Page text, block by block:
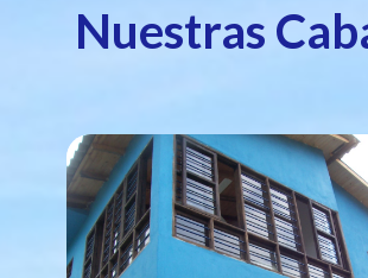
Nuestras